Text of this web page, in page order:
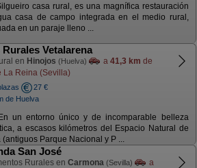
casa rural, es una magnífica restauración
casa de campo integrada en el medio rural,
en un paraje lleno ...
Rurales Vetalarena
en Hinojos (Huelva) a 41,3 km de
La Reina (Sevilla)
27 €
de Huelva
un entorno único y de incomparable belleza
a escasos kilómetros del Espacio Natural de
(antiguos Parque Nacional y P ...
San José
Rurales en Carmona (Sevilla)
a